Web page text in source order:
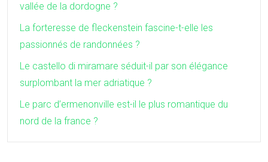
vallée de la dordogne ?
La forteresse de fleckenstein fascine-t-elle les
passionnés de randonnées ?
Le castello di miramare séduit-il par son élégance
surplombant la mer adriatique ?
Le parc d’ermenonville est-il le plus romantique du
nord de la france ?